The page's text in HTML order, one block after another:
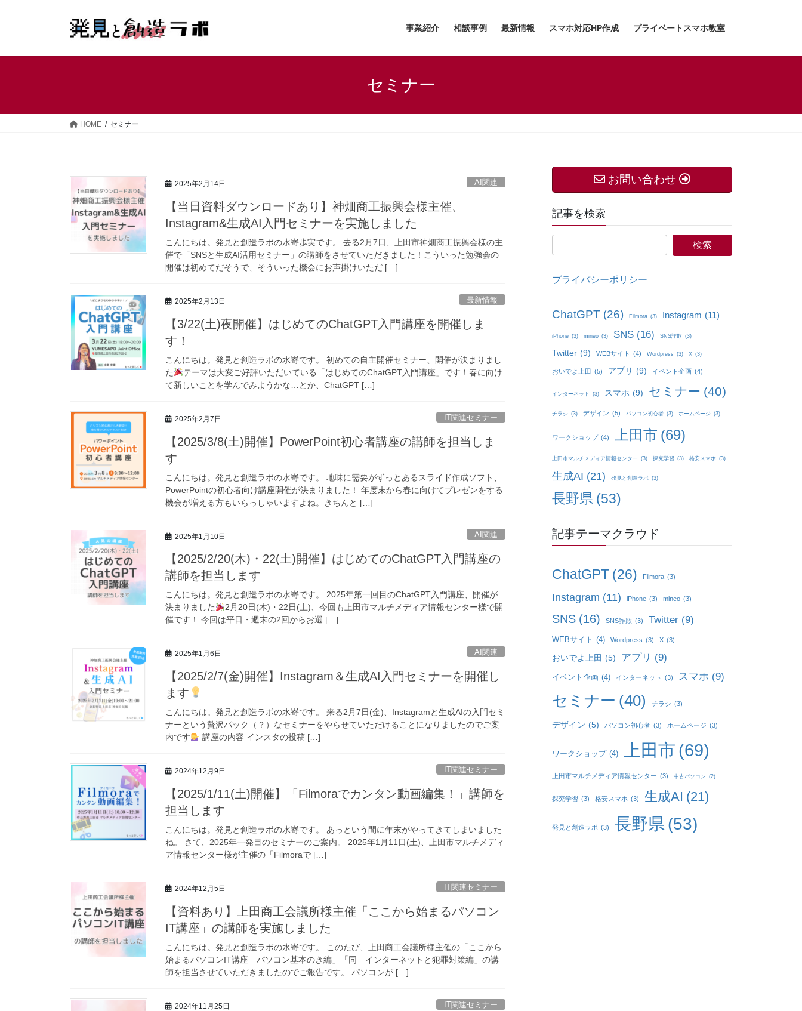
事業紹介 相談事例 最新情報 スマホ対応HP作成 プライベートスマホ教室
セミナー
HOME セミナー
2025年2月14日 AI関連
【当日資料ダウンロードあり】神畑商工振興会様主催、
Instagram&生成AI入門セミナーを実施しました
こんにちは。発見と創造ラボの水㟢歩実です。 去る2月7日、上田市神畑商工振興会様の主
催で「SNSと生成AI活用セミナー」の講師をさせていただきました！こういった勉強会の
開催は初めてだそうで、そういった機会にお声掛けいただ […]
2025年2月13日 最新情報
【3/22(土)夜開催】はじめてのChatGPT入門講座を開催しま
す！
こんにちは。発見と創造ラボの水㟢です。 初めての自主開催セミナー、開催が決まりまし
た
テーマは大変ご好評いただいている「はじめてのChatGPT入門講座」です！春に向け
て新しいことを学んでみようかな…とか、ChatGPT […]
2025年2月7日 IT関連セミナー
【2025/3/8(土)開催】PowerPoint初心者講座の講師を担当しま
す
こんにちは。発見と創造ラボの水㟢です。 地味に需要がずっとあるスライド作成ソフト、
PowerPointの初心者向け講座開催が決まりました！ 年度末から春に向けてプレゼンをする
機会が増える方もいらっしゃいますよね。きちんと […]
2025年1月10日 AI関連
【2025/2/20(木)・22(土)開催】はじめてのChatGPT入門講座の
講師を担当します
こんにちは。発見と創造ラボの水㟢です。 2025年第一回目のChatGPT入門講座、開催が
決まりました
2月20日(木)・22日(土)、今回も上田市マルチメディア情報センター様で開
催です！ 今回は平日・週末の2回からお選 […]
2025年1月6日 AI関連
【2025/2/7(金)開催】Instagram＆生成AI入門セミナーを開催し
ます
こんにちは。発見と創造ラボの水㟢です。 来る2月7日(金)、Instagramと生成AIの入門セミ
ナーという贅沢パック（？）なセミナーをやらせていただけることになりましたのでご案
内です
講座の内容 インスタの投稿 […]
2024年12月9日 IT関連セミナー
【2025/1/11(土)開催】「Filmoraでカンタン動画編集！」講師を
担当します
こんにちは。発見と創造ラボの水㟢です。 あっという間に年末がやってきてしまいました
ね。 さて、2025年一発目のセミナーのご案内。 2025年1月11日(土)、上田市マルチメディ
ア情報センター様が主催の「Filmoraで […]
2024年12月5日 IT関連セミナー
【資料あり】上田商工会議所様主催「ここから始まるパソコン
IT講座」の講師を実施しました
こんにちは。発見と創造ラボの水㟢です。 このたび、上田商工会議所様主催の「ここから
始まるパソコンIT講座 パソコン基本のき編」「同 インターネットと犯罪対策編」の講
師を担当させていただきましたのでご報告です。 パソコンが […]
2024年11月25日 IT関連セミナー
お問い合わせ
記事を検索
プライバシーポリシー
ChatGPT (26) Filmora (3) Instagram (11)
iPhone (3) mineo (3) SNS (16) SNS詐欺 (3)
Twitter (9) WEBサイト (4) Wordpress (3) X (3)
おいでよ上田 (5) アプリ (9) イベント企画 (4)
インターネット (3) スマホ (9) セミナー (40)
チラシ (3) デザイン (5) パソコン初心者 (3) ホームページ (3)
ワークショップ (4) 上田市 (69)
上田市マルチメディア情報センター (3) 探究学習 (3) 格安スマホ (3)
生成AI (21) 発見と創造ラボ (3)
長野県 (53)
記事テーマクラウド
ChatGPT (26) Filmora (3)
Instagram (11) iPhone (3) mineo (3)
SNS (16) SNS詐欺 (3) Twitter (9)
WEBサイト (4) Wordpress (3) X (3)
おいでよ上田 (5) アプリ (9)
イベント企画 (4) インターネット (3) スマホ (9)
セミナー (40) チラシ (3)
デザイン (5) パソコン初心者 (3) ホームページ (3)
ワークショップ (4) 上田市 (69)
上田市マルチメディア情報センター (3) 中古パソコン (2)
探究学習 (3) 格安スマホ (3) 生成AI (21)
発見と創造ラボ (3) 長野県 (53)